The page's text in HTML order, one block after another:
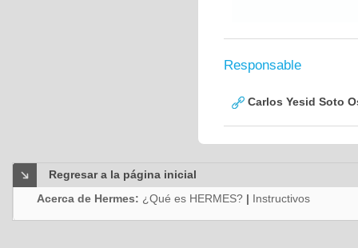
Responsable
Carlos Yesid Soto
Regresar a la página inicial
Acerca de Hermes: ¿Qué es HERMES? | Instructivos